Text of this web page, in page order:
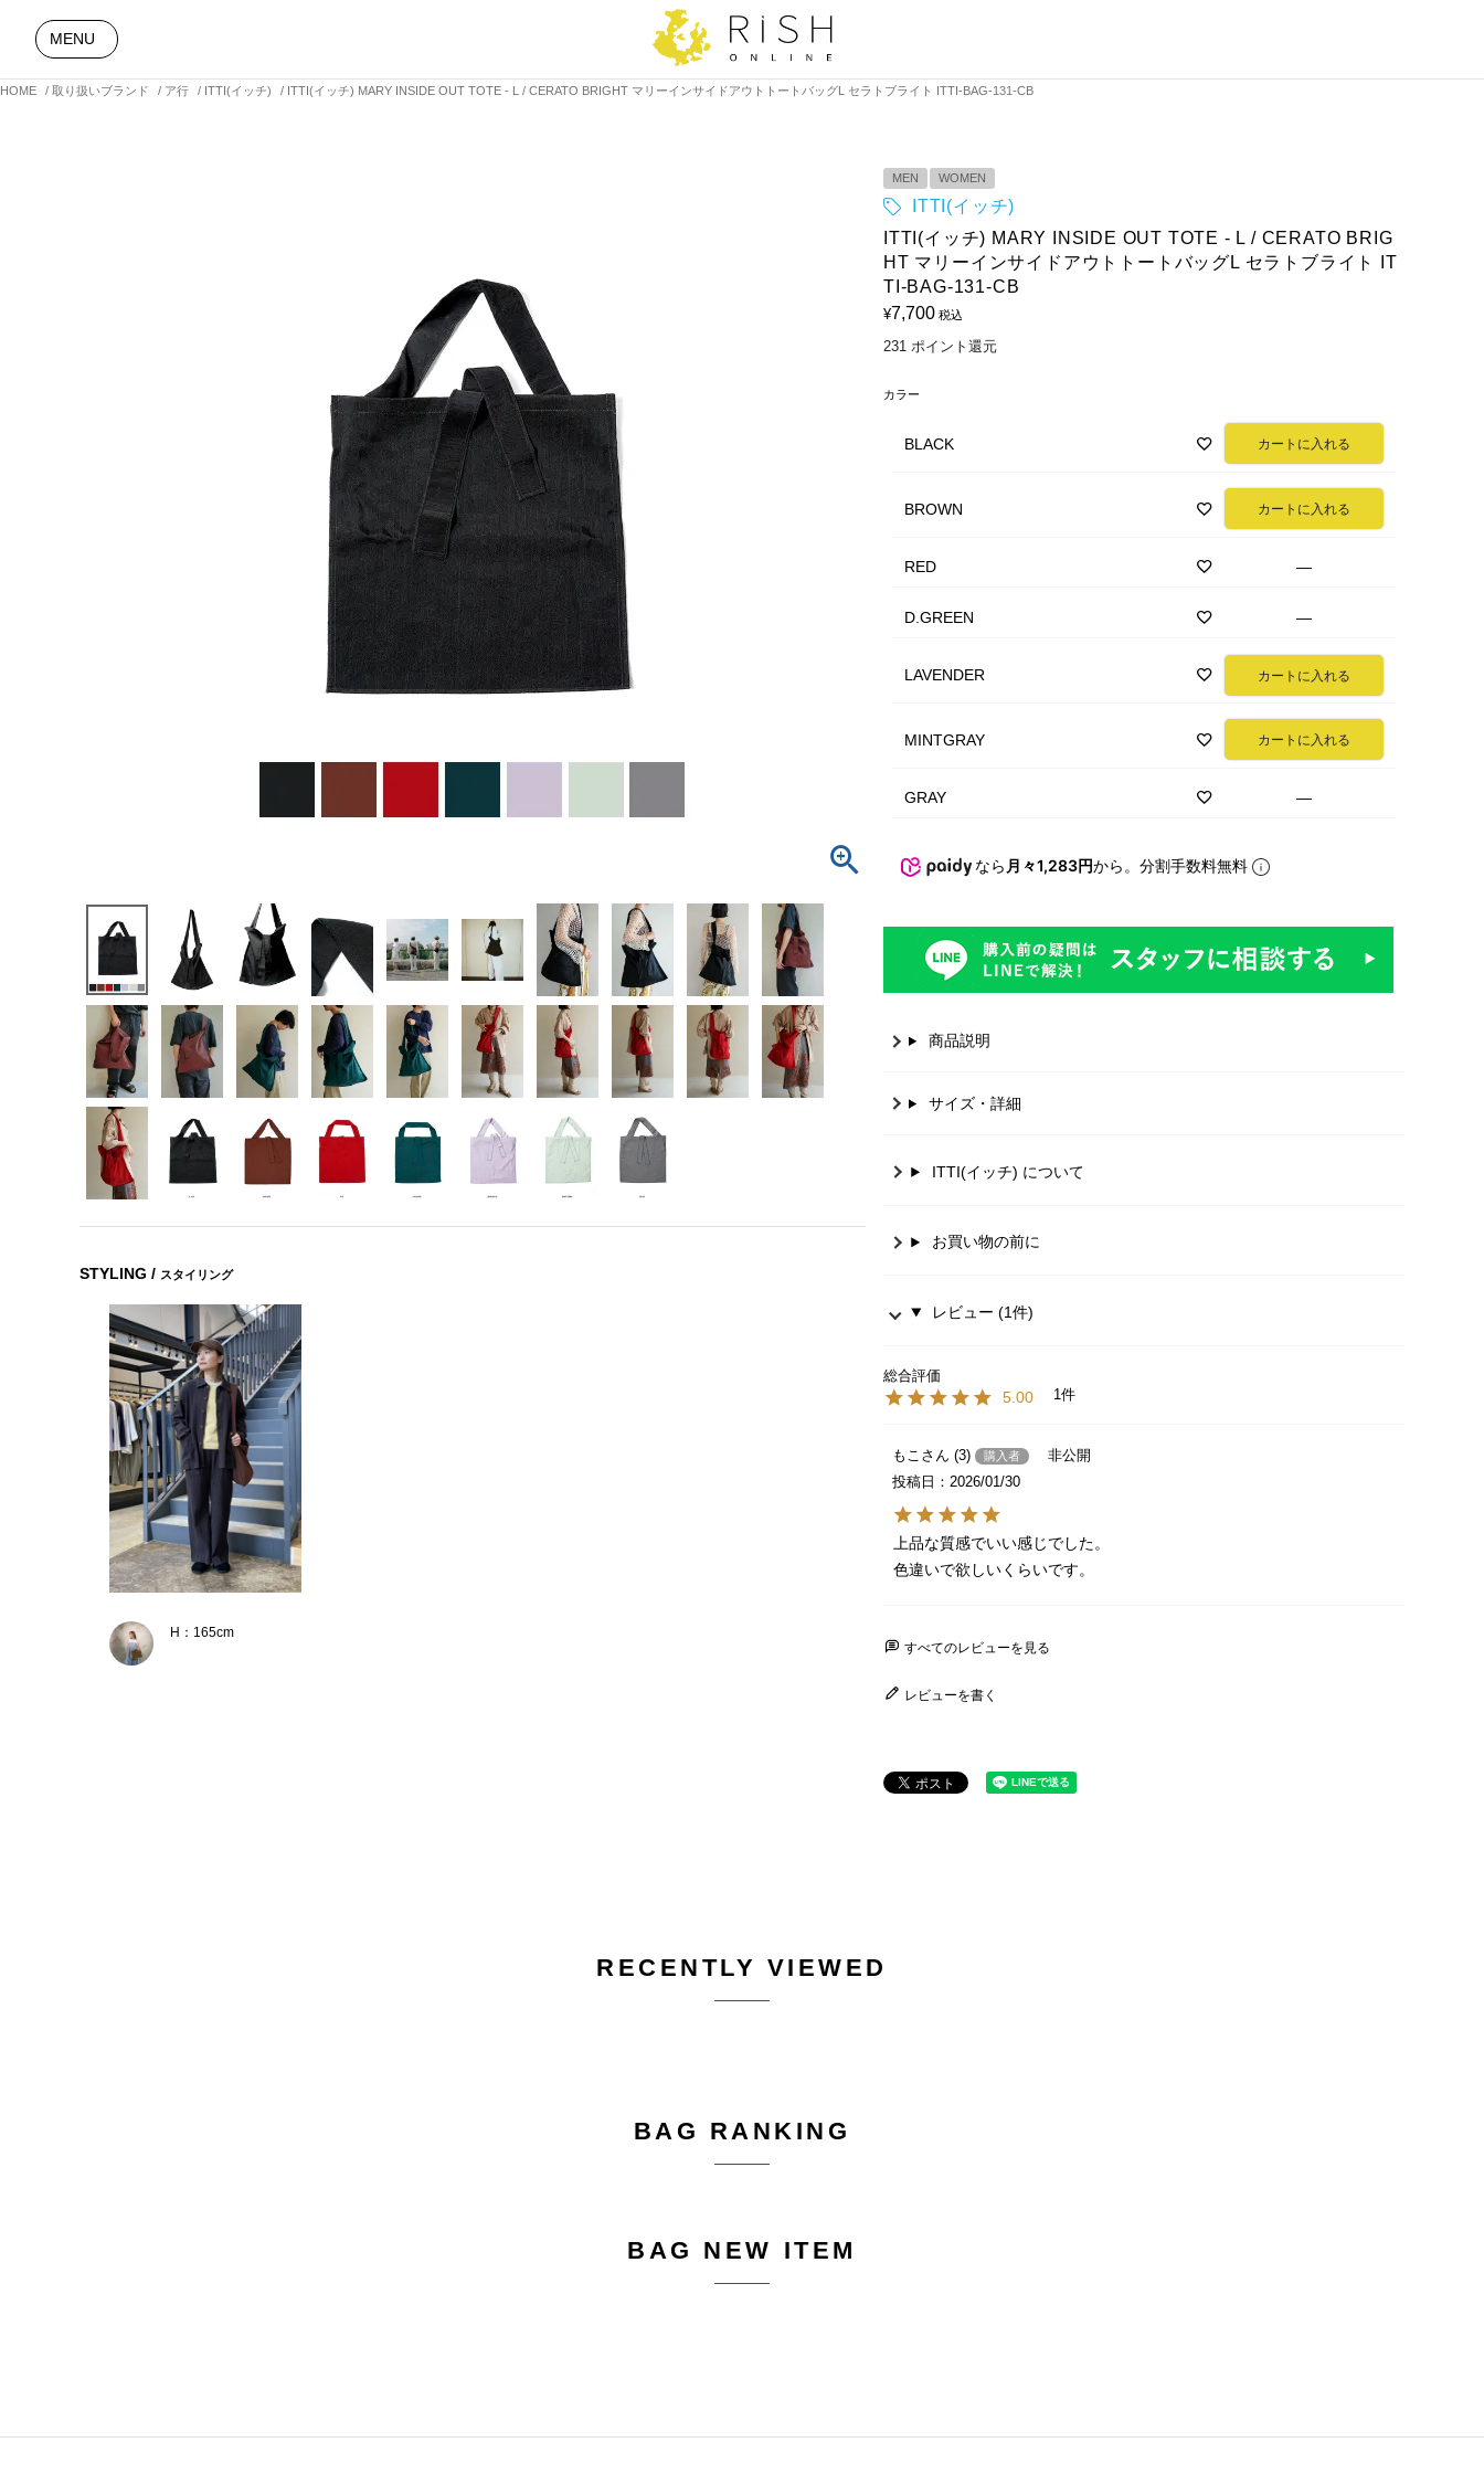
HOME 取り扱いブランド ア行 ITTI(イッチ) ITTI(イッチ) MARY INSIDE OUT TOTE - L / CERATO BRIGHT マリーインサイドアウトトートバッグL セラトブライト ITTI-BAG-131-CB
MENU
STYLING / スタイリング
H：165cm
MEN WOMEN
ITTI(イッチ)
ITTI(イッチ) MARY INSIDE OUT TOTE - L / CERATO BRIG
HT マリーインサイドアウトトートバッグL セラトブライト IT
TI-BAG-131-CB
¥7,700 税込
231 ポイント還元
カラー
BLACK カートに入れる
BROWN カートに入れる
RED —
D.GREEN —
LAVENDER カートに入れる
MINTGRAY カートに入れる
GRAY —
なら 月々1,283円から。分割手数料無料
商品説明
サイズ・詳細
ITTI(イッチ) について
お買い物の前に
レビュー (1件)
5.00 1
もこ 3 購入者
非公開
投稿日
2026/01/30
上品な質感でいい感じでした。
色違いで欲しいくらいです。
すべてのレビューを見る
レビューを書く
RECENTLY VIEWED
BAG RANKING
BAG NEW ITEM